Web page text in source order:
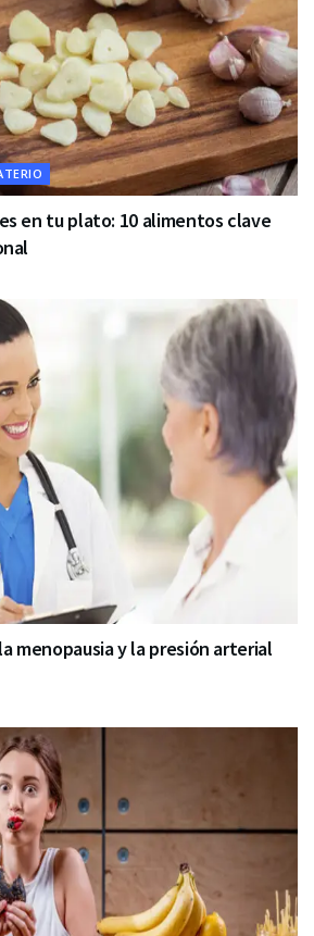
en tu plato: 10 alimentos clave
menopausia y la presión arterial